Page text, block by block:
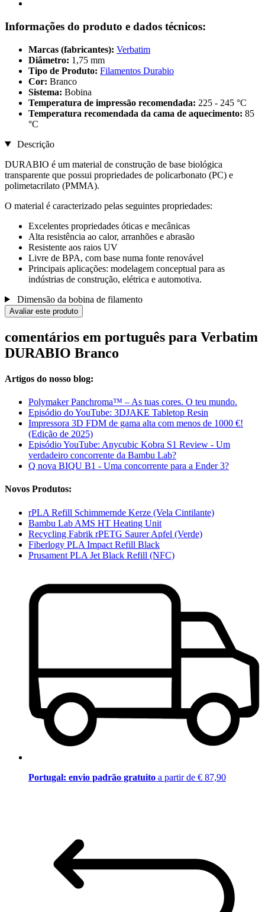
Informações do produto e dados técnicos:
Marcas (fabricantes): Verbatim
Diâmetro: 1,75 mm
Tipo de Produto: Filamentos Durabio
Cor: Branco
Sistema: Bobina
Temperatura de impressão recomendada: 225 - 245 °C
Temperatura recomendada da cama de aquecimento: 85
°C
Descrição
DURABIO é um material de construção de base biológica
transparente que possui propriedades de policarbonato (PC) e
polimetacrilato (PMMA).
O material é caracterizado pelas seguintes propriedades:
Excelentes propriedades óticas e mecânicas
Alta resistência ao calor, arranhões e abrasão
Resistente aos raios UV
Livre de BPA, com base numa fonte renovável
Principais aplicações: modelagem conceptual para as
indústrias de construção, elétrica e automotiva.
Dimensão da bobina de filamento
Avaliar este produto
comentários em português para Verbatim
DURABIO Branco
Artigos do nosso blog:
Polymaker Panchroma™ – As tuas cores. O teu mundo.
Episódio do YouTube: 3DJAKE Tabletop Resin
Impressora 3D FDM de gama alta com menos de 1000 €!
(Edição de 2025)
Episódio YouTube: Anycubic Kobra S1 Review - Um
verdadeiro concorrente da Bambu Lab?
Q nova BIQU B1 - Uma concorrente para a Ender 3?
Novos Produtos:
rPLA Refill Schimmernde Kerze (Vela Cintilante)
Bambu Lab AMS HT Heating Unit
Recycling Fabrik rPETG Saurer Apfel (Verde)
Fiberlogy PLA Impact Refill Black
Prusament PLA Jet Black Refill (NFC)
Portugal: envio padrão gratuito a partir de € 87,90